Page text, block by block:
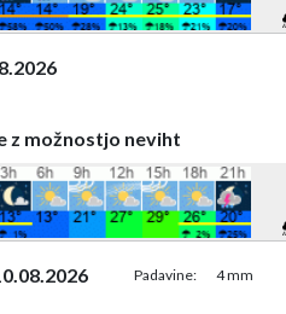
z možnostjo neviht
Padavine: 4 mm